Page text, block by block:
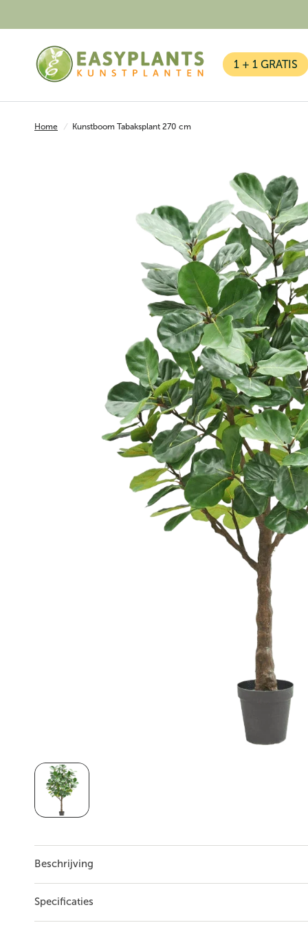
1 + 1 GRATIS
Kunstplanten
Kunstbomen
Kunst Varen
Kunstkerstbomen
Home / Kunstboom Tabaksplant 270 cm
Beschrijving
...
Lees meer
Specificaties